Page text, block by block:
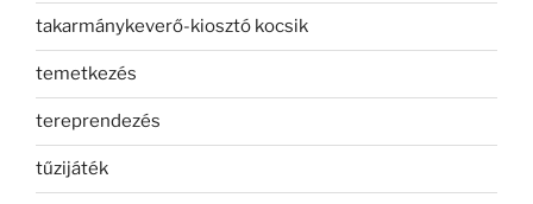
takarmánykeverő-kiosztó kocsik
temetkezés
tereprendezés
tűzijáték